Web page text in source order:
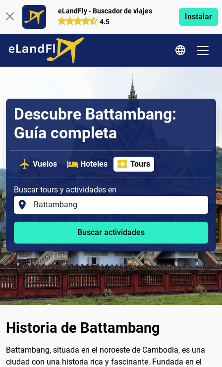
eLandFly - Buscador de viajes
4.5
Instalar
Descubre Battambang:
Guía completa
Vuelos Hoteles Tours
Buscar tours y actividades en
Buscar actividades
Historia de Battambang
Battambang, situada en el noroeste de Cambodia, es una
ciudad con una historia rica y fascinante. Fundada en el